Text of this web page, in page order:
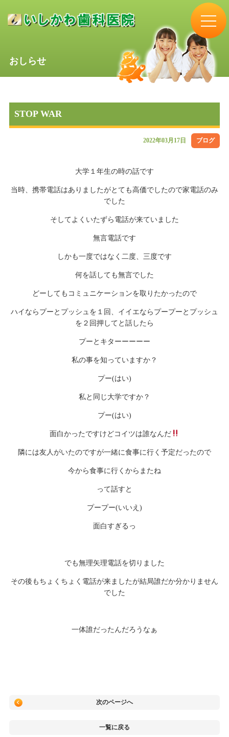
おしらせ
STOP WAR
2022年03月17日 ブログ
大学１年生の時の話です
当時、携帯電話はありましたがとても高価でしたので家電話のみ
でした
そしてよくいたずら電話が来ていました
無言電話です
しかも一度ではなく二度、三度です
何を話しても無言でした
どーしてもコミュニケーションを取りたかったので
ハイならプーとプッシュを１回、イイエならプープーとプッシュ
を２回押してと話したら
プーとキターーーーー
私の事を知っていますか？
プー(はい)
私と同じ大学ですか？
プー(はい)
面白かったですけどコイツは誰なんだ
隣には友人がいたのですが一緒に食事に行く予定だったので
今から食事に行くからまたね
って話すと
プープー(いいえ)
面白すぎるっ
でも無理矢理電話を切りました
その後もちょくちょく電話が来ましたが結局誰だか分かりません
でした
一体誰だったんだろうなぁ
次のページへ
一覧に戻る